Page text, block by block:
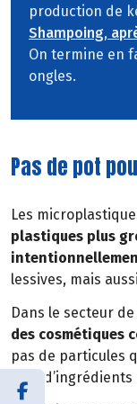
production de
Shampoing,
On termine en
ongles.
Pas de pot
Les
plastiques plus
lessives, mais
Dans le secteur
des cosmétiques
pas de particules
bien